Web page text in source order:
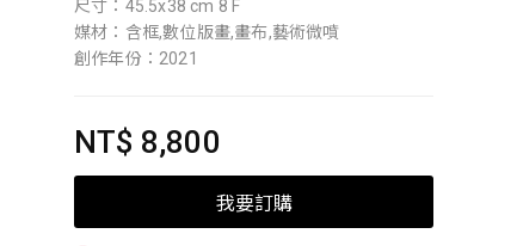
尺寸：45.5x38 cm 8 F
媒材：含框,數位版畫,畫布,藝術微噴
創作年份：2021
NT$ 8,800
我要訂購